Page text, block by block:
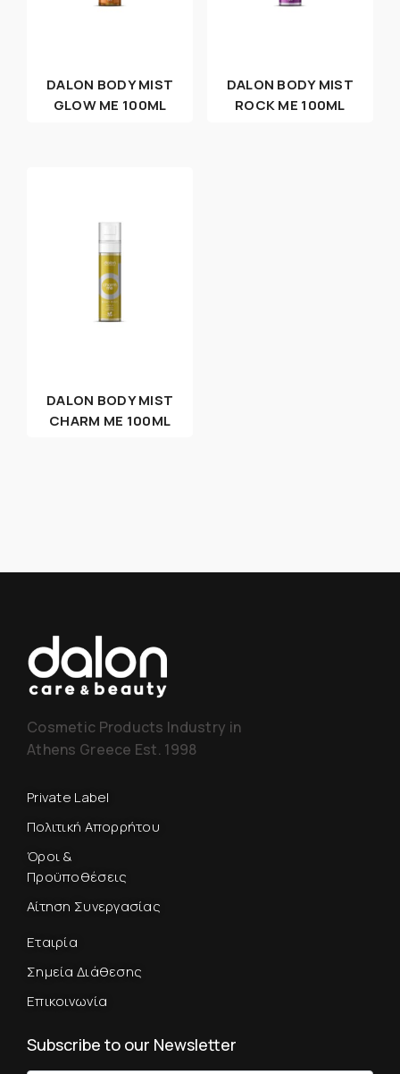
DALON BODY MIST
GLOW ME 100ML
DALON BODY MIST
ROCK ME 100ML
DALON BODY MIST
CHARM ME 100ML
Cosmetic Products Industry in
Athens Greece Est. 1998
Private Label
Πολιτική Απορρήτου
Όροι &
Προϋποθέσεις
Αίτηση Συνεργασίας
Εταιρία
Σημεία Διάθεσης
Επικοινωνία
Subscribe to our Newsletter